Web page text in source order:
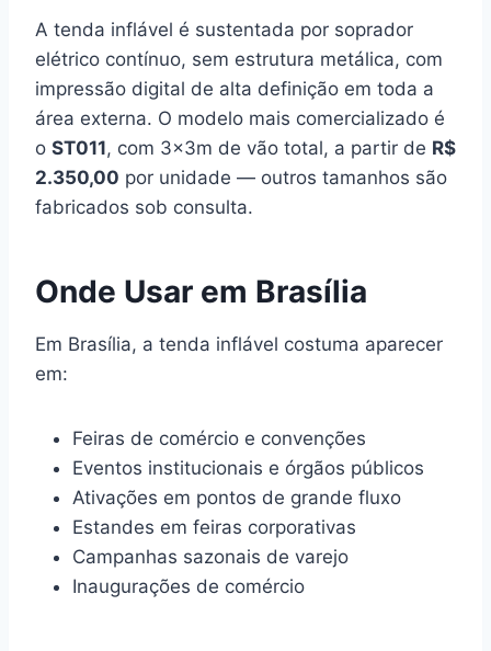
A tenda inflável é sustentada por soprador
elétrico contínuo, sem estrutura metálica, com
impressão digital de alta definição em toda a
área externa. O modelo mais comercializado é
o ST011, com 3x3m de vão total, a partir de R$
2.350,00 por unidade — outros tamanhos são
fabricados sob consulta.
Onde Usar em Brasília
Em Brasília, a tenda inflável costuma aparecer
em:
Feiras de comércio e convenções
Eventos institucionais e órgãos públicos
Ativações em pontos de grande fluxo
Estandes em feiras corporativas
Campanhas sazonais de varejo
Inaugurações de comércio